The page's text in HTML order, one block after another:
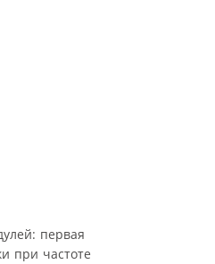
первая
при частоте